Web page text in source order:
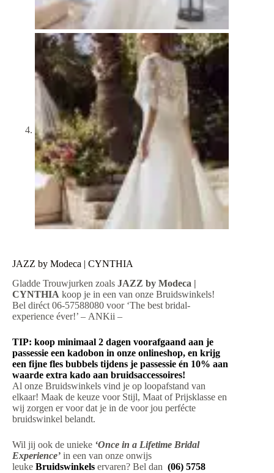
JAZZ by Modeca | CYNTHIA
Gladde Trouwjurken zoals JAZZ by Modeca |
CYNTHIA koop je in een van onze Bruidswinkels!
Bel diréct 06-57588080 voor ‘The best bridal-
experience éver!’ – ANKii –
TIP: koop minimaal 2 dagen voorafgaand aan je
passessie een kadobon in onze onlineshop, en krijg
een fijne fles bubbels tijdens je passessie én 10% aan
waarde extra kado aan bruidsaccessoires!
Al onze Bruidswinkels vind je op loopafstand van
elkaar! Maak de keuze voor Stijl, Maat of Prijsklasse en
wij zorgen er voor dat je in de voor jou perfécte
bruidswinkel belandt.
Wil jij ook de unieke ‘Once in a Lifetime Bridal
Experience’ in een van onze onwijs
leuke Bruidswinkels ervaren? Bel dan (06) 5758